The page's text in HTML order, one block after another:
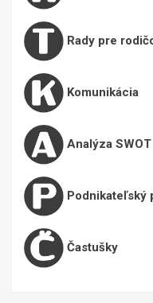
Rady pre
Komunikácia
Analýza SWOT
Podnikateľský
Častušky